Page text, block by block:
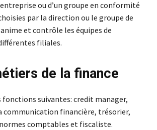
ou d’un groupe en conformité
par la direction ou le groupe de
et contrôle les équipes de
filiales.
de la finance
suivantes: credit manager,
communication financière, trésorier,
comptables et fiscaliste.